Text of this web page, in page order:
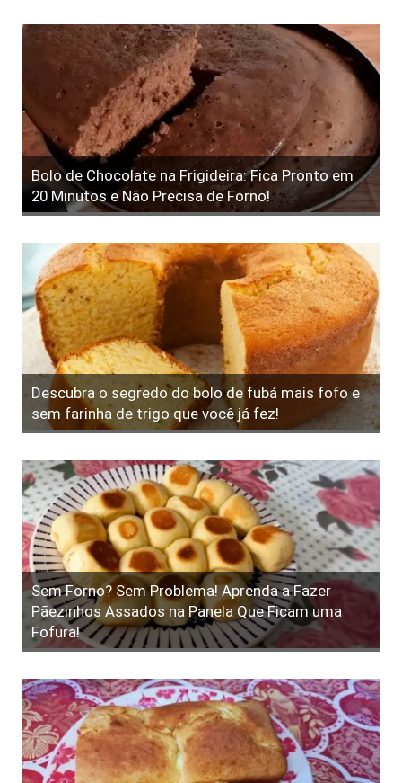
Bolo de Chocolate na Frigideira: Fica Pronto em
20 Minutos e Não Precisa de Forno!
Descubra o segredo do bolo de fubá mais fofo e
sem farinha de trigo que você já fez!
Sem Forno? Sem Problema! Aprenda a Fazer
Pãezinhos Assados na Panela Que Ficam uma
Fofura!